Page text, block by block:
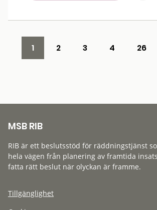
1 2 3 4 26
MSB RIB
RIB är ett beslutsstöd för räddningstjänst
hela vägen från planering av framtida
fatta rätt beslut när olyckan är framme.
Tillgänglighet